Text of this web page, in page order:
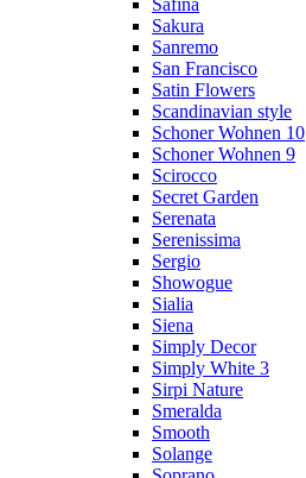
Safina
Sakura
Sanremo
San Francisco
Satin Flowers
Scandinavian style
Schoner Wohnen 10
Schoner Wohnen 9
Scirocco
Secret Garden
Serenata
Serenissima
Sergio
Showogue
Sialia
Siena
Simply Decor
Simply White 3
Sirpi Nature
Smeralda
Smooth
Solange